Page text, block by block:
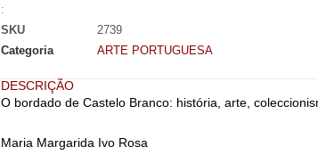
:
SKU
2739
Categoria
ARTE PORTUGUESA
DESCRIÇÃO
O bordado de Castelo Branco: história, arte,
Maria Margarida Ivo Rosa